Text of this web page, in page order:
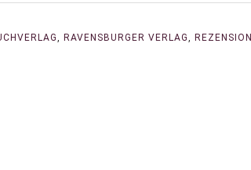
, RAVENSBURGER VERLAG, REZENSION